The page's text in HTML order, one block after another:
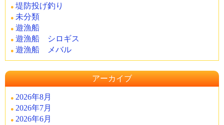
堤防投げ釣り
未分類
遊漁船
遊漁船 シロギス
遊漁船 メバル
アーカイブ
2026年8月
2026年7月
2026年6月